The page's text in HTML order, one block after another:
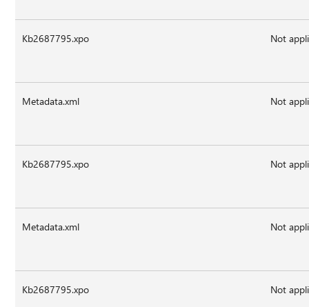
Kb2687795.xpo Not
Metadata.xml Not
Kb2687795.xpo Not
Metadata.xml Not
Kb2687795.xpo Not